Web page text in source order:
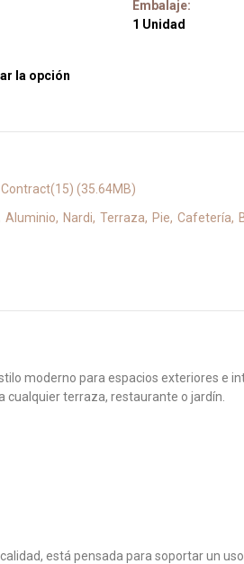
Embalaje:
1 Unidad
la opción
(35.64MB)
Aluminio Nardi Terraza Pie Cafetería
moderno para espacios exteriores e
terraza, restaurante o jardín.
está pensada para soportar un